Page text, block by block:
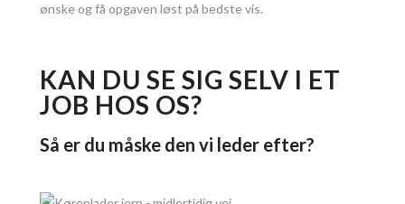
ønske og få opgaven løst på bedste vis.
KAN DU SE SIG SELV I ET
JOB HOS OS?
Så er du måske den vi leder efter?